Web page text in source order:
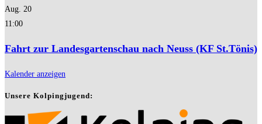
Aug. 20
11:00
Fahrt zur Landesgartenschau nach Neuss (KF St.Tönis)
Kalender anzeigen
Unsere Kolpingjugend: